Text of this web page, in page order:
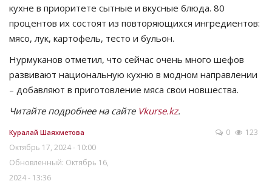
кухне в приоритете сытные и вкусные блюда. 80
процентов их состоят из повторяющихся ингредиентов:
мясо, лук, картофель, тесто и бульон.
Нурмуканов отметил, что сейчас очень много шефов
развивают национальную кухню в модном направлении
– добавляют в приготовление мяса свои новшества.
Читайте подробнее на сайте Vkurse.kz.
Куралай Шаяхметова
Октябрь 17, 2024 - 10:00
Обновленный: Октябрь 16,
2024 - 13:36
0 123